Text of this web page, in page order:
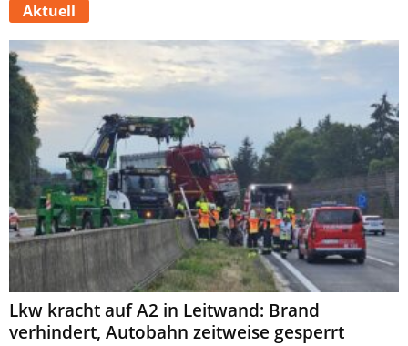
Aktuell
Lkw kracht auf A2 in Leitwand: Brand
verhindert, Autobahn zeitweise gesperrt